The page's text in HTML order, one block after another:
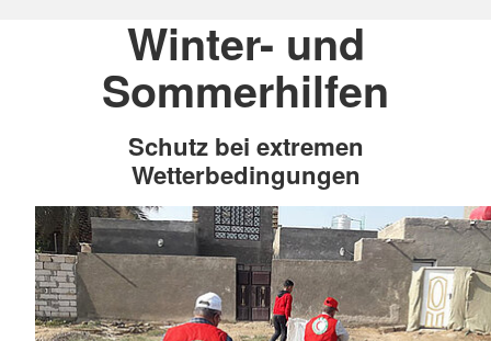
Winter- und
Sommerhilfen
Schutz bei extremen
Wetterbedingungen